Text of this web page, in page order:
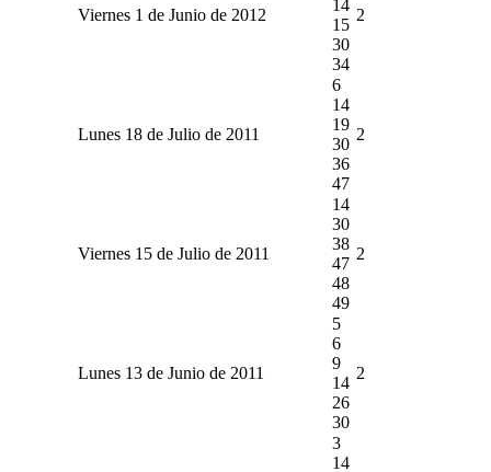
Viernes 1 de Junio de 2012
14
15
30
34
2
Lunes 18 de Julio de 2011
6
14
19
30
36
47
2
Viernes 15 de Julio de 2011
14
30
38
47
48
49
2
Lunes 13 de Junio de 2011
5
6
9
14
26
30
2
3
14